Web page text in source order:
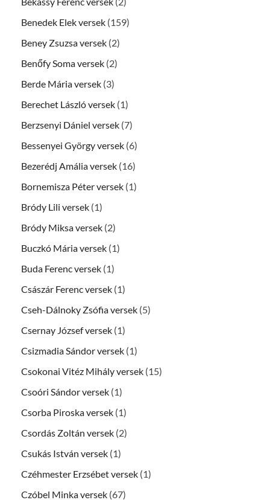
Benedek Elek versek (159)
Beney Zsuzsa versek (2)
Benőfy Soma versek (2)
Berde Mária versek (3)
Berechet László versek (1)
Berzsenyi Dániel versek (7)
Bessenyei György versek (6)
Bezerédj Amália versek (16)
Bornemisza Péter versek (1)
Bródy Lili versek (1)
Bródy Miksa versek (2)
Buczkó Mária versek (1)
Buda Ferenc versek (1)
Császár Ferenc versek (1)
Cseh-Dálnoky Zsófia versek (5)
Csernay József versek (1)
Csizmadia Sándor versek (1)
Csokonai Vitéz Mihály versek (15)
Csoóri Sándor versek (1)
Csorba Piroska versek (1)
Csordás Zoltán versek (2)
Csukás István versek (1)
Czéhmester Erzsébet versek (1)
Czóbel Minka versek (67)